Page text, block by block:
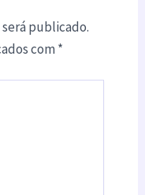
publicado.
com*